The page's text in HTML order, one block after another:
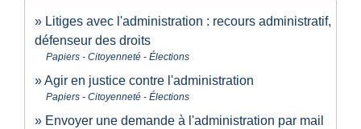
Litiges avec l'administration : recours administratif,
défenseur des droits
Papiers - Citoyenneté - Élections
Agir en justice contre l'administration
Papiers - Citoyenneté - Élections
Envoyer une demande à l'administration par mail